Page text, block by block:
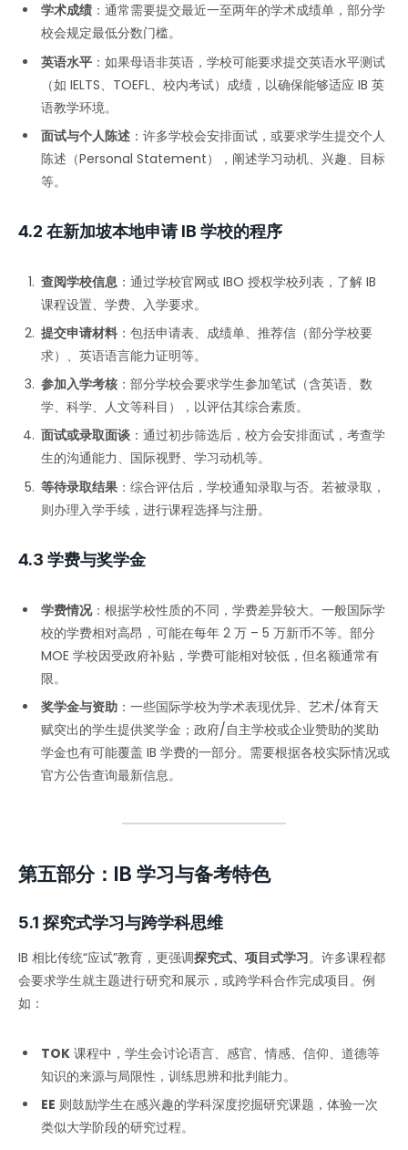
学术成绩 ：通常需要提交最近一至两年的学术成绩单，部分学
校会规定最低分数门槛。
英语水平 ：如果母语非英语，学校可能要求提交英语水平测试
（如 IELTS、TOEFL、校内考试）成绩，以确保能够适应 IB 英
语教学环境。
面试与个人陈述 ：许多学校会安排面试，或要求学生提交个人
陈述（Personal Statement），阐述学习动机、兴趣、目标
等。
4.2 在新加坡本地申请 IB 学校的程序
查阅学校信息 ：通过学校官网或 IBO 授权学校列表，了解 IB
课程设置、学费、入学要求。
提交申请材料 ：包括申请表、成绩单、推荐信（部分学校要
求）、英语语言能力证明等。
参加入学考核 ：部分学校会要求学生参加笔试（含英语、数
学、科学、人文等科目），以评估其综合素质。
面试或录取面谈 ：通过初步筛选后，校方会安排面试，考查学
生的沟通能力、国际视野、学习动机等。
等待录取结果 ：综合评估后，学校通知录取与否。若被录取，
则办理入学手续，进行课程选择与注册。
4.3 学费与奖学金
学费情况：根据学校性质的不同，学费差异较大。一般国际学
校的学费相对高昂，可能在每年 2 万 – 5 万新币不等。部分
MOE 学校因受政府补贴，学费可能相对较低，但名额通常有
限。
奖学金与资助 ：一些国际学校为学术表现优异、艺术/体育天
赋突出的学生提供奖学金；政府/自主学校或企业赞助的奖助
学金也有可能覆盖 IB 学费的一部分。需要根据各校实际情况或
官方公告查询最新信息。
第五部分：IB 学习与备考特色
5.1 探究式学习与跨学科思维
IB 相比传统“应试”教育，更强调探究式、项目式学习。许多课程都
会要求学生就主题进行研究和展示，或跨学科合作完成项目。例
如：
TOK 课程中，学生会讨论语言、感官、情感、信仰、道德等
知识的来源与局限性，训练思辨和批判能力。
EE 则鼓励学生在感兴趣的学科深度挖掘研究课题，体验一次
类似大学阶段的研究过程。